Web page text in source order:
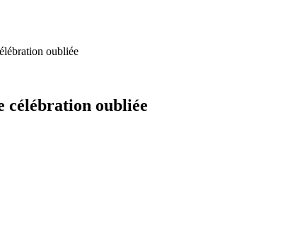
oubliée
célébration oubliée